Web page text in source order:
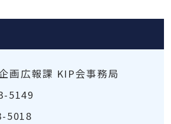
画広報課 KIP会事務局
5149
5018